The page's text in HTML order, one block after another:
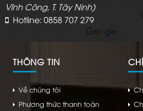
Vĩnh Công, T. Tây Ninh)
Hotline: 0858 707 279
THÔNG TIN
Về chúng tôi
Phương thức thanh toán